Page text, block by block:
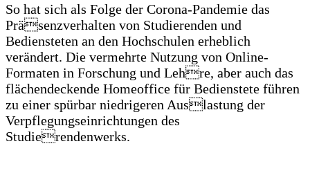
So hat sich als Folge der Corona-Pandemie das
Präsenzverhalten von Studierenden und
Bediensteten an den Hochschulen erheblich
verändert. Die vermehrte Nutzung von Online-
Formaten in Forschung und Lehre, aber auch das
flächendeckende Homeoffice für Bedienstete führen
zu einer spürbar niedrigeren Auslastung der
Verpflegungseinrichtungen des
Studierendenwerks.